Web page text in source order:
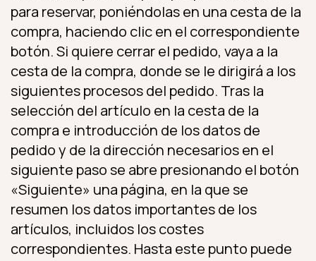
para reservar, poniéndolas en una cesta de la
compra, haciendo clic en el correspondiente
botón. Si quiere cerrar el pedido, vaya a la
cesta de la compra, donde se le dirigirá a los
siguientes procesos del pedido. Tras la
selección del artículo en la cesta de la
compra e introducción de los datos de
pedido y de la dirección necesarios en el
siguiente paso se abre presionando el botón
«Siguiente» una página, en la que se
resumen los datos importantes de los
artículos, incluidos los costes
correspondientes. Hasta este punto puede